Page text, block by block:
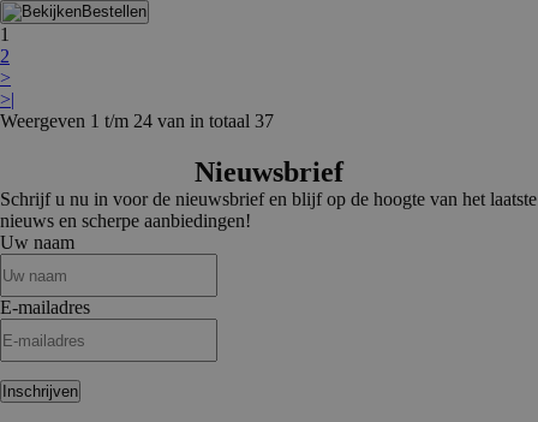
Bestellen
1
2
>
>|
Weergeven 1 t/m 24 van in totaal 37
Nieuwsbrief
Schrijf u nu in voor de nieuwsbrief en blijf op de hoogte van het laatste
nieuws en scherpe aanbiedingen!
Uw naam
E-mailadres
Inschrijven